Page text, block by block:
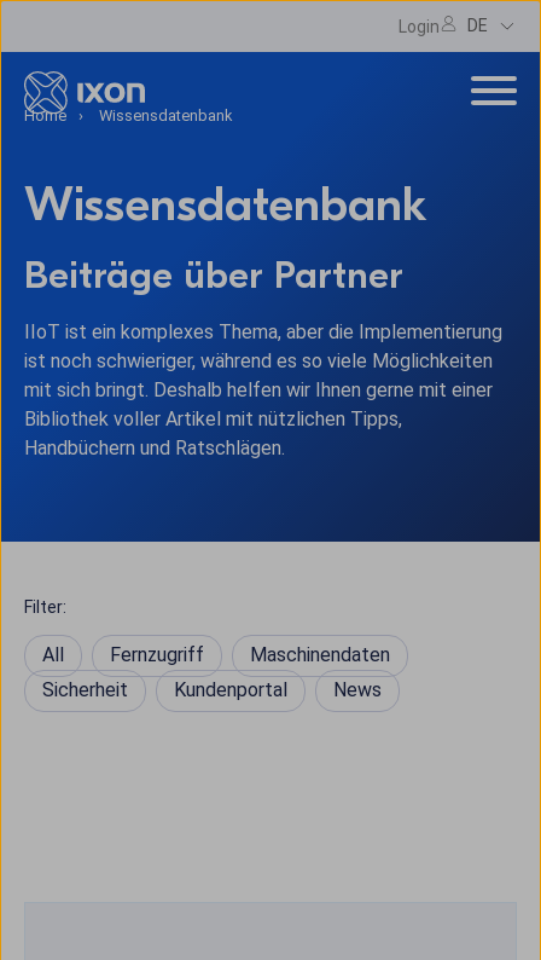
Login DE
Home Wissensdatenbank
Wissensdatenbank
Beiträge über Partner
IIoT ist ein komplexes Thema, aber die Implementierung
ist noch schwieriger, während es so viele Möglichkeiten
mit sich bringt. Deshalb helfen wir Ihnen gerne mit einer
Bibliothek voller Artikel mit nützlichen Tipps,
Handbüchern und Ratschlägen.
Filter:
All Fernzugriff
Maschinendaten
Sicherheit
Kundenportal News